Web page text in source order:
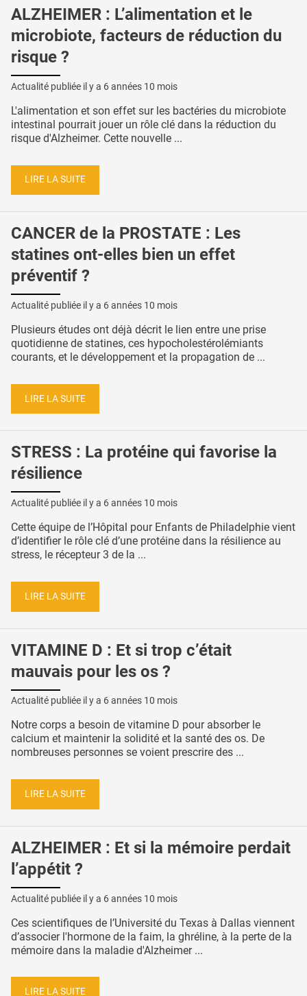
ALZHEIMER : L’alimentation et le
microbiote, facteurs de réduction du
risque ?
Actualité publiée il y a 6 années 10 mois
L'alimentation et son effet sur les bactéries du microbiote
intestinal pourrait jouer un rôle clé dans la réduction du
risque d'Alzheimer. Cette nouvelle ...
LIRE LA SUITE
CANCER de la PROSTATE : Les
statines ont-elles bien un effet
préventif ?
Actualité publiée il y a 6 années 10 mois
Plusieurs études ont déjà décrit le lien entre une prise
quotidienne de statines, ces hypocholestérolémiants
courants, et le développement et la propagation de ...
LIRE LA SUITE
STRESS : La protéine qui favorise la
résilience
Actualité publiée il y a 6 années 10 mois
Cette équipe de l’Hôpital pour Enfants de Philadelphie vient
d’identifier le rôle clé d’une protéine dans la résilience au
stress, le récepteur 3 de la ...
LIRE LA SUITE
VITAMINE D : Et si trop c’était
mauvais pour les os ?
Actualité publiée il y a 6 années 10 mois
Notre corps a besoin de vitamine D pour absorber le
calcium et maintenir la solidité et la santé des os. De
nombreuses personnes se voient prescrire des ...
LIRE LA SUITE
ALZHEIMER : Et si la mémoire perdait
l’appétit ?
Actualité publiée il y a 6 années 10 mois
Ces scientifiques de l’Université du Texas à Dallas viennent
d’associer l'hormone de la faim, la ghréline, à la perte de la
mémoire dans la maladie d'Alzheimer ...
LIRE LA SUITE